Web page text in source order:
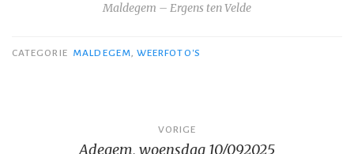
Maldegem – Ergens ten Velde
CATEGORIE MALDEGEM, WEERFOTO'S
VORIGE
Adegem, woensdag 10/092025